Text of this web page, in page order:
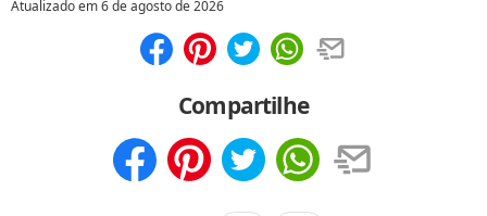
Atualizado em6 de agosto de 2026
Compartilhe